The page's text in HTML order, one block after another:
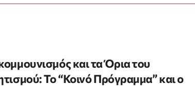
και τα Όρια του
Το “Κοινό Πρόγραμμα” και ο